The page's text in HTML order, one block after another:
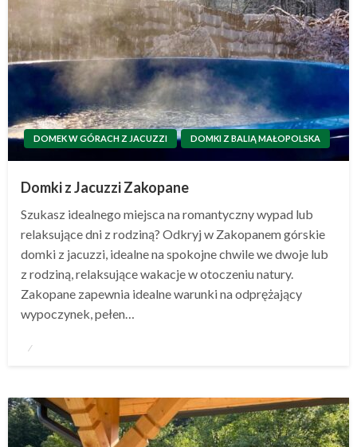
DOMEK W GÓRACH Z JACUZZI DOMKI Z BALIĄ MAŁOPOLSKA
Domki z Jacuzzi Zakopane
Szukasz idealnego miejsca na romantyczny wypad lub
relaksujące dni z rodziną? Odkryj w Zakopanem górskie
domki z jacuzzi, idealne na spokojne chwile we dwoje lub
z rodziną, relaksujące wakacje w otoczeniu natury.
Zakopane zapewnia idealne warunki na odprężający
wypoczynek, pełen…
Opublikowane